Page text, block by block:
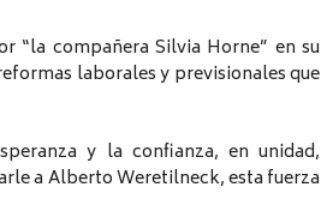
“la compañera Silvia Horne” en su
laborales y previsionales que
y la confianza, en unidad,
a Alberto Weretilneck, esta fuerza